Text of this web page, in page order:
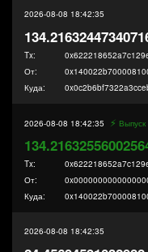
2026-08-08 18:42:35
Tx:
От:
Куда:
2026-08-08 18:42:35 ⚡️ Выпуск
Tx:
От:
Куда:
2026-08-08 18:42:35